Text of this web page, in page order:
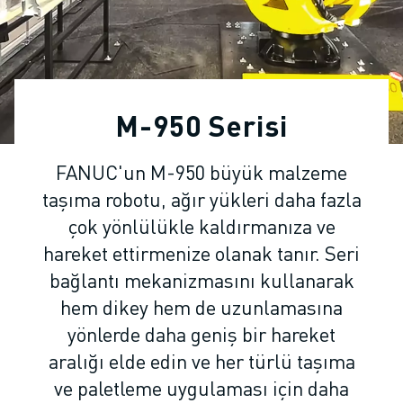
ENDÜSTRIYEL ROBOTLAR
İŞBIRLIKÇI ROBOTLAR
ROBOT YELPAZESI
ROBOT KONTROLÖRLERI
ROBOT AKSESUARLARI
EĞITIM AMAÇLI ROBOTIK ÜRÜNLERI
ROBOT OTOMASYONU
ARK KAYNAK ROBOTLARI
EKLEMLI ROBOTLAR
M-900 SERISI
DELTA ROBOTLAR
GIDA VE TEMIZ ODA ROBOTLARI
BOYA ROBOTLARI
PALETLEME ROBOTLARI
M-950 Serisi
FANUC'un M-950 büyük malzeme
taşıma robotu, ağır yükleri daha fazla
çok yönlülükle kaldırmanıza ve
hareket ettirmenize olanak tanır. Seri
bağlantı mekanizmasını kullanarak
hem dikey hem de uzunlamasına
yönlerde daha geniş bir hareket
aralığı elde edin ve her türlü taşıma
ve paletleme uygulaması için daha